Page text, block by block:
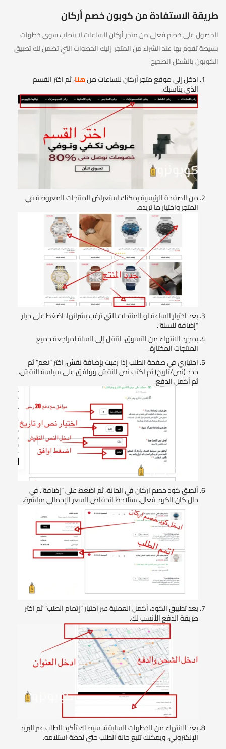
طريقة الاستفادة من كوبون خصم أركان
الحصول على خصم فعلي من متجر أركان للساعات لا يتطلب سوي خطوات
بسيطة تقوم بها عند الشراء من المتجر. إليك الخطوات التي تضمن لك تطبيق
الكوبون بالشكل الصحيح:
ادخل إلى موقع متجر أركان للساعات منهنا، ثم اختر القسم
الذي يناسبك.
من الصفحة الرئيسية يمكنك استعراض المنتجات المعروضة في
المتجر واختيار ما تريده.
بعد اختيار الساعة او المنتجات التي ترغب بشرائها، اضغط على خيار
“إضافة للسلة”.
بمجرد الانتهاء من التسوق، انتقل إلى السلة لمراجعة جميع
المنتجات المختارة.
اختياري في صفحة الطلب إذا رغبت بإضافة نقش، اختر “نعم” ثم
حدد (نص/تاريخ) ثم اكتب نص النقش ووافق على سياسة النقش،
ثم أكمل الدفع.
ألصق كود خصم اركان في الخانة، ثم اضغط على “إضافة”. في
حال كان الكود فعال، ستلاحظ انخفاض السعر الإجمالي مباشرة.
بعد تطبيق الكود، أكمل العملية عبر اختيار “إتمام الطلب” ثم اختر
طريقة الدفع الأنسب لك.
بعد الانتهاء من الخطوات السابقة، سيصلك تأكيد الطلب عبر البريد
الإلكتروني، ويمكنك تتبع حالة الطلب حتى لحظة استلامه.